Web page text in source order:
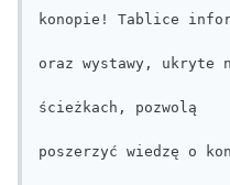
konopie! Tablice
oraz wystawy, ukryte
ścieżkach, pozwolą
poszerzyć wiedzę o